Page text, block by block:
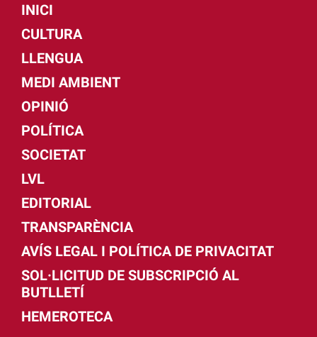
INICI
CULTURA
LLENGUA
MEDI AMBIENT
OPINIÓ
POLÍTICA
SOCIETAT
LVL
EDITORIAL
TRANSPARÈNCIA
AVÍS LEGAL I POLÍTICA DE PRIVACITAT
SOL·LICITUD DE SUBSCRIPCIÓ AL
BUTLLETÍ
HEMEROTECA